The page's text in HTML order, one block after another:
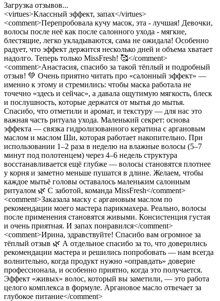
Загрузка отзывов...
<virtues>Классный эффект, запах</virtues>
<comment>Перепробовала кучу масок, эта - лучшая! Девочки,
волосы после неё как после салонного ухода - мягкие,
блестящие, легко укладываются, сама не ожидала! Особенно
радует, что эффект держится несколько дней и объема хватает
надолго. Теперь только MissFresh! 🥰</comment>
<comment>Анастасия, спасибо за такой тёплый и подробный
отзыв! 💚 Очень приятно читать про «салонный эффект» —
именно к этому и стремились: чтобы маска работала не
точечно «здесь и сейчас», а давала ощутимую мягкость, блеск
и послушность, которые держатся от мытья до мытья.
Спасибо, что отметили и аромат, и текстуру — для нас это
важная часть ритуала ухода. Маленький секрет: основа
эффекта — связка гидролизованного кератина с аргановым
маслом и маслом Ши, которая работает накопительно. При
использовании 1–2 раза в неделю на влажные волосы (5–7
минут под полотенцем) через 4–6 недель структура
восстанавливается ещё глубже — волосы становятся плотнее
у корня и заметно меньше пушатся в длине. Желаем, чтобы
каждое мытьё головы оставалось маленьким салонным
ритуалом 🌿 С заботой, команда MissFresh</comment>
<comment>Заказала маску с аргановым маслом по
рекомендации моего мастера парикмахера. Реально, волосы
после применения становятся живыми. Консистенция густая
и очень приятная. И запах понравился</comment>
<comment>Ирина, здравствуйте! Спасибо вам огромное за
тёплый отзыв 🌿 А отдельное спасибо за то, что доверились
рекомендации мастера и решились попробовать — нам всегда
волнительно, когда продукт нужно «оправдать» доверие
профессионала, и особенно приятно, когда это получается.
Эффект «живых» волос, который вы заметили, — это работа
целого комплекса в формуле. Аргановое масло отвечает за
глубокое питание</comment>